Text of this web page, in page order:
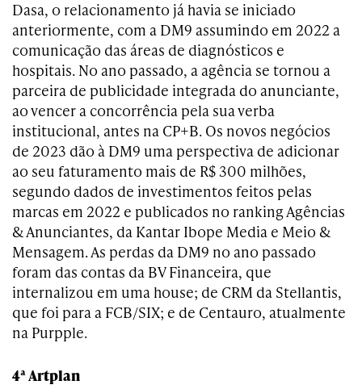
Dasa, o relacionamento já havia se iniciado
anteriormente, com a DM9 assumindo em 2022 a
comunicação das áreas de diagnósticos e
hospitais. No ano passado, a agência se tornou a
parceira de publicidade integrada do anunciante,
ao vencer a concorrência pela sua verba
institucional, antes na CP+B. Os novos negócios
de 2023 dão à DM9 uma perspectiva de adicionar
ao seu faturamento mais de R$ 300 milhões,
segundo dados de investimentos feitos pelas
marcas em 2022 e publicados no ranking Agências
& Anunciantes, da Kantar Ibope Media e Meio &
Mensagem. As perdas da DM9 no ano passado
foram das contas da BV Financeira, que
internalizou em uma house; de CRM da Stellantis,
que foi para a FCB/SIX; e de Centauro, atualmente
na Purpple.
4ª Artplan